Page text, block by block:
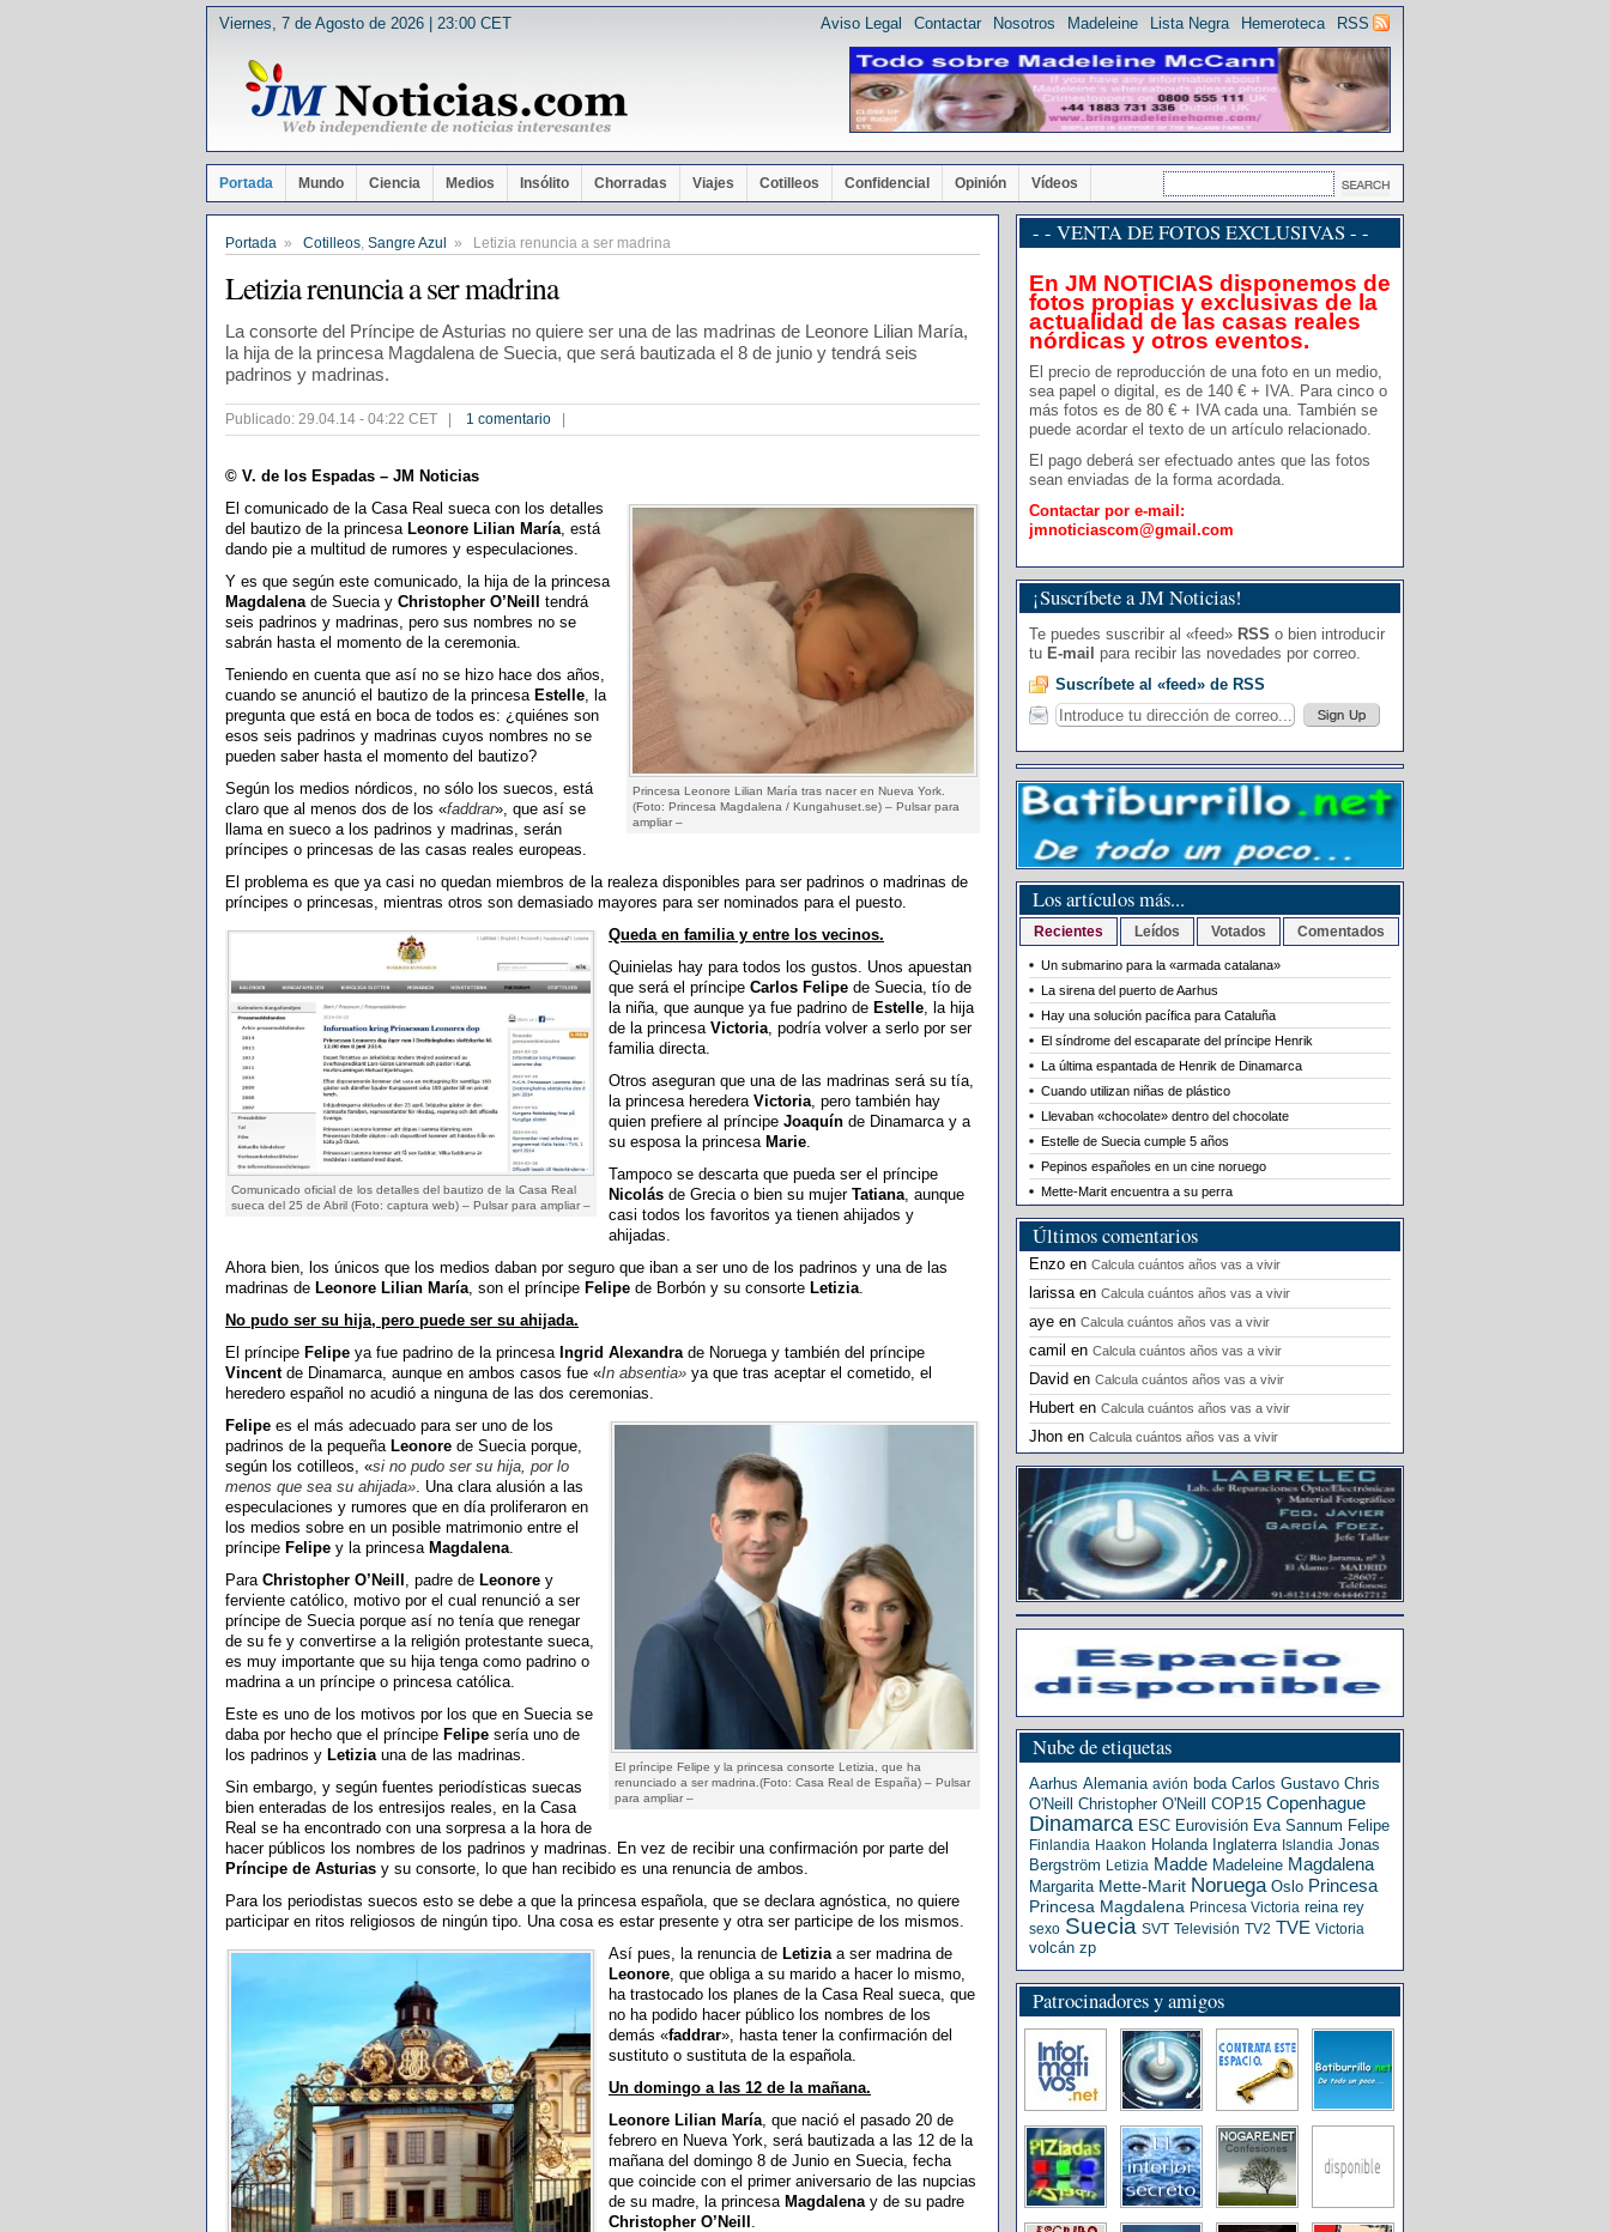
Viernes, 7 de Agosto de 2026 | 23:00 CET RSS
Hemeroteca
Lista Negra
Madeleine
Nosotros
Contactar
Aviso Legal
Portada Mundo Ciencia Medios Insólito Chorradas Viajes Cotilleos Confidencial Opinión Vídeos
Portada » Cotilleos Sangre Azul » Letizia renuncia a ser madrina
Letizia renuncia a ser madrina
La consorte del Príncipe de Asturias no quiere ser una de las madrinas de Leonore Lilian María,
la hija de la princesa Magdalena de Suecia, que será bautizada el 8 de junio y tendrá seis
padrinos y madrinas.
Publicado: 29.04.14 - 04:22 CET | 1 comentario
© V. de los Espadas – JM Noticias
Princesa Leonore Lilian María tras nacer en Nueva York.
(Foto: Princesa Magdalena / Kungahuset.se) – Pulsar para
ampliar –
El comunicado de la Casa Real sueca con los detalles
del bautizo de la princesa Leonore Lilian María, está
dando pie a multitud de rumores y especulaciones.
Y es que según este comunicado, la hija de la princesa
Magdalenade Suecia y Christopher O’Neill
tendrá
seis padrinos y madrinas, pero sus nombres no se
sabrán hasta el momento de la ceremonia.
Teniendo en cuenta que así no se hizo hace dos años,
cuando se anunció el bautizo de la princesa Estelle, la
pregunta que está en boca de todos es: ¿quiénes son
esos seis padrinos y madrinas cuyos nombres no se
pueden saber hasta el momento del bautizo?
Según los medios nórdicos, no sólo los suecos, está
claro que al menos dos de los «faddrar», que así se
llama en sueco a los padrinos y madrinas, serán
príncipes o princesas de las casas reales europeas.
El problema es que ya casi no quedan miembros de la realeza disponibles para ser padrinos o madrinas de
príncipes o princesas, mientras otros son demasiado mayores para ser nominados para el puesto.
Comunicado oficial de los detalles del bautizo de la Casa Real
sueca del 25 de Abril (Foto: captura web) – Pulsar para ampliar –
Queda en familia y entre los vecinos.
Quinielas hay para todos los gustos. Unos apuestan
que será el príncipe Carlos Felipe de Suecia, tío de
la niña, que aunque ya fue padrino de Estelle, la hija
de la princesa Victoria, podría volver a serlo por ser
familia directa.
Otros aseguran que una de las madrinas será su tía,
la princesa heredera Victoria, pero también hay
quien prefiere al príncipe Joaquín de Dinamarca y a
su esposa la princesa Marie.
Tampoco se descarta que pueda ser el príncipe
Nicolás de Grecia o bien su mujerTatiana, aunque
casi todos los favoritos ya tienen ahijados y
ahijadas.
Ahora bien, los únicos que los medios daban por seguro que iban a ser uno de los padrinos y una de las
madrinas de Leonore Lilian María, son el príncipe Felipe de Borbón y su consorte Letizia.
No pudo ser su hija, pero puede ser su ahijada.
El príncipe Felipe ya fue padrino de la princesa Ingrid Alexandrade Noruega y también del príncipe
Vincentde Dinamarca, aunque en ambos casos fue «In absentia» ya que tras aceptar el cometido, el
heredero español no acudió a ninguna de las dos ceremonias.
El príncipe Felipe y la princesa consorte Letizia, que ha
renunciado a ser madrina.(Foto: Casa Real de España) – Pulsar
para ampliar –
Felipe es el más adecuado para ser uno de los
padrinos de la pequeña Leonore de Suecia porque,
según los cotilleos, «si no pudo ser su hija, por lo
menos que sea su ahijada». Una clara alusión a las
especulaciones y rumores que en día proliferaron en
los medios sobre en un posible matrimonio entre el
príncipe Felipe y la princesa Magdalena.
Para Christopher O’Neill , padre de Leonore y
ferviente católico, motivo por el cual renunció a ser
príncipe de Suecia porque así no tenía que renegar
de su fe y convertirse a la religión protestante sueca,
es muy importante que su hija tenga como padrino o
madrina a un príncipe o princesa católica.
Este es uno de los motivos por los que en Suecia se
daba por hecho que el príncipe Felipe sería uno de
los padrinos y Letiziauna de las madrinas.
Sin embargo, y según fuentes periodísticas suecas
bien enteradas de los entresijos reales, en la Casa
Real se ha encontrado con una sorpresa a la hora de
hacer públicos los nombres de los padrinos y madrinas. En vez de recibir una confirmación por parte del
Príncipe de Asturias y su consorte, lo que han recibido es una renuncia de ambos.
Para los periodistas suecos esto se debe a que la princesa española, que se declara agnóstica, no quiere
participar en ritos religiosos de ningún tipo. Una cosa es estar presente y otra ser participe de los mismos.
Así pues, la renuncia de Letiziaa ser madrina de
Leonore, que obliga a su marido a hacer lo mismo,
ha trastocado los planes de la Casa Real sueca, que
no ha podido hacer público los nombres de los
demás «faddrar», hasta tener la confirmación del
sustituto o sustituta de la española.
Un domingo a las 12 de la mañana.
Leonore Lilian María, que nació el pasado 20 de
febrero en Nueva York, será bautizada a las 12 de la
mañana del domingo 8 de Junio en Suecia, fecha
que coincide con el primer aniversario de las nupcias
de su madre, la princesa Magdalenay de su padre
Christopher O’Neill .
- - VENTA DE FOTOS EXCLUSIVAS - -
En JM NOTICIAS disponemos de
fotos propias y exclusivas de la
actualidad de las casas reales
nórdicas y otros eventos.
El precio de reproducción de una foto en un medio,
sea papel o digital, es de 140 € + IVA. Para cinco o
más fotos es de 80 € + IVA cada una. También se
puede acordar el texto de un artículo relacionado.
El pago deberá ser efectuado antes que las fotos
sean enviadas de la forma acordada.
Contactar por e-mail:
jmnoticiascom@gmail.com
¡Suscríbete a JM Noticias!
Te puedes suscribir al «feed» RSS o bien introducir
tu E-mail para recibir las novedades por correo.
Suscríbete al «feed» de RSS
Los artículos más...
Recientes Leídos Votados Comentados
Un submarino para la «armada catalana»
La sirena del puerto de Aarhus
Hay una solución pacífica para Cataluña
El síndrome del escaparate del príncipe Henrik
La última espantada de Henrik de Dinamarca
Cuando utilizan niñas de plástico
Llevaban «chocolate» dentro del chocolate
Estelle de Suecia cumple 5 años
Pepinos españoles en un cine noruego
Mette-Marit encuentra a su perra
Últimos comentarios
Enzo en Calcula cuántos años vas a vivir
larissaen Calcula cuántos años vas a vivir
aye en Calcula cuántos años vas a vivir
camil en Calcula cuántos años vas a vivir
David en Calcula cuántos años vas a vivir
Hubert en Calcula cuántos años vas a vivir
Jhon en Calcula cuántos años vas a vivir
Nube de etiquetas
Aarhus Alemania avión boda Carlos Gustavo Chris
O'Neill
Christopher O'Neill COP15 Copenhague
Dinamarca ESC Eurovisión Eva Sannum Felipe
Finlandia Haakon Holanda Inglaterra Islandia Jonas
Bergström Letizia Madde Madeleine Magdalena
Margarita Mette-Marit Noruega Oslo Princesa
Princesa Magdalena Princesa Victoria reina rey
sexo Suecia SVT Televisión TV2 TVE Victoria
volcán zp
Patrocinadores y amigos